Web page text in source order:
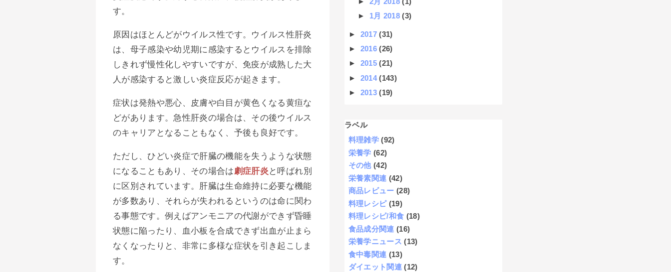
す。
原因はほとんどがウイルス性です。ウイルス性肝炎
は、母子感染や幼児期に感染するとウイルスを排除
しきれず慢性化しやすいですが、免疫が成熟した大
人が感染すると激しい炎症反応が起きます。
症状は発熱や悪心、皮膚や白目が黄色くなる黄疸な
どがあります。急性肝炎の場合は、その後ウイルス
のキャリアとなることもなく、予後も良好です。
ただし、ひどい炎症で肝臓の機能を失うような状態
になることもあり、その場合は劇症肝炎 と呼ばれ別
に区別されています。肝臓は生命維持に必要な機能
が多数あり、それらが失われるというのは命に関わ
る事態です。例えばアンモニアの代謝ができず昏睡
状態に陥ったり、血小板を合成できず出血が止まら
なくなったりと、非常に多様な症状を引き起こしま
す。
► 1月 2018(3)
► 2017(31)
► 2016(26)
► 2015(21)
► 2014(143)
► 2013(19)
ラベル
料理雑学 (92)
栄養学 (62)
その他 (42)
栄養素関連 (42)
商品レビュー (28)
料理レシピ (19)
料理レシピ/和食 (18)
食品成分関連 (16)
栄養学ニュース (13)
食中毒関連 (13)
ダイエット関連 (12)